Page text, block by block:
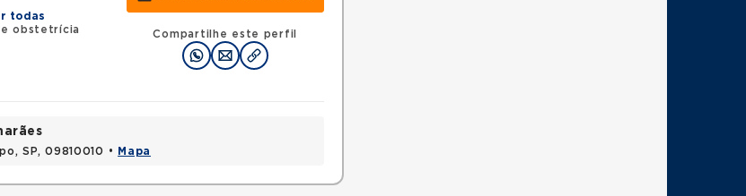
todas
e obstetrícia
Compartilhe este perfil
SP, 09810010 • Mapa